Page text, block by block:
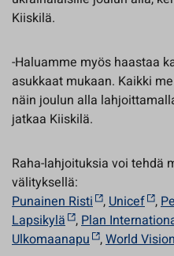
Kiiskilä.
-Haluamme myös haastaa
asukkaat mukaan. Kaikki
näin joulun alla
jatkaa Kiiskilä.
Raha-lahjoituksia voi tehdä
välityksellä:
Punainen Risti ,Unicef ,
Lapsikylä ,Plan
Ulkomaanapu ,World